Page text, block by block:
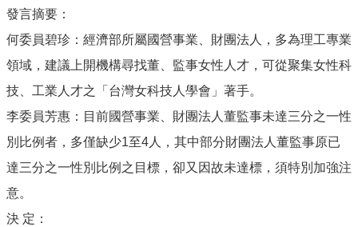
發言摘要：
何委員碧珍：經濟部所屬國營事業、財團法人，多為理工專業
領域，建議上開機構尋找董、監事女性人才，可從聚集女性科
技、工業人才之「台灣女科技人學會」著手。
李委員芳惠：目前國營事業、財團法人董監事未達三分之一性
別比例者，多僅缺少1至4人，其中部分財團法人董監事原已
達三分之一性別比例之目標，卻又因故未達標，須特別加強注
意。
決 定：